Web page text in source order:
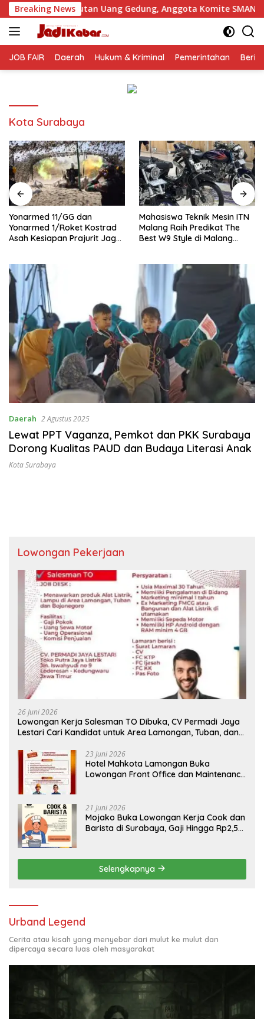
Langsung
ke
konten
Breaking News
Uang Gedung, Anggota Komite SMAN 1 Tumpang ,Ketua
JOB FAIR Daerah Hukum & Kriminal Pemerintahan
Kota Surabaya
Yonarmed 11/GG dan
Yonarmed 1/Roket Kostrad
Asah Kesiapan Prajurit Jaga
Mahasiswa Teknik Mesin ITN
Malang Raih Predikat The
Best W9 Style di Malang
Daerah 2 Agustus 2025
Lewat PPT Vaganza, Pemkot dan PKK Surabaya
Dorong Kualitas PAUD dan Budaya Literasi Anak
Kota Surabaya
Lowongan Pekerjaan
26 Juni 2026
Lowongan Kerja Salesman TO Dibuka, CV Permadi Jaya
Lestari Cari Kandidat untuk Area Lamongan, Tuban, dan
23 Juni 2026
Hotel Mahkota Lamongan Buka
Lowongan Front Office dan Maintenance
21 Juni 2026
Mojako Buka Lowongan Kerja Cook dan
Barista di Surabaya, Gaji Hingga Rp2,5
Selengkapnya
Urband Legend
Cerita atau kisah yang menyebar dari mulut ke mulut dan
dipercaya secara luas oleh masyarakat